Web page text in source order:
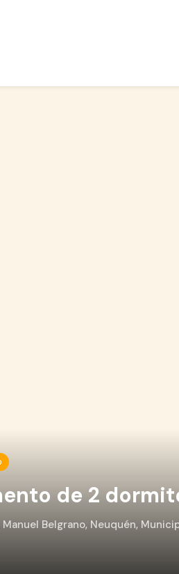
de 2
Manuel Belgrano, Neuquén,